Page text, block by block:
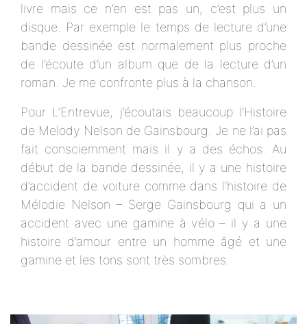
livre mais ce n’en est pas un, c’est plus un
disque. Par exemple le temps de lecture d’une
bande dessinée est normalement plus proche
de l’écoute d’un album que de la lecture d’un
roman. Je me confronte plus à la chanson.
Pour L’Entrevue, j’écoutais beaucoup l’Histoire
de Melody Nelson de Gainsbourg. Je ne l’ai pas
fait consciemment mais il y a des échos. Au
début de la bande dessinée, il y a une histoire
d’accident de voiture comme dans l’histoire de
Mélodie Nelson – Serge Gainsbourg qui a un
accident avec une gamine à vélo – il y a une
histoire d’amour entre un homme âgé et une
gamine et les tons sont très sombres.